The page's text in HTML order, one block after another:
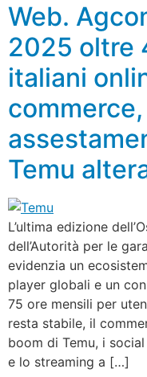
Web.
2025 oltre
italiani
Temu
L’ultima edizione
dell’Autorità per le
evidenzia un
player globali e un
75 ore mensili per
resta stabile, il
boom di Temu, i
e lo streaming a […]